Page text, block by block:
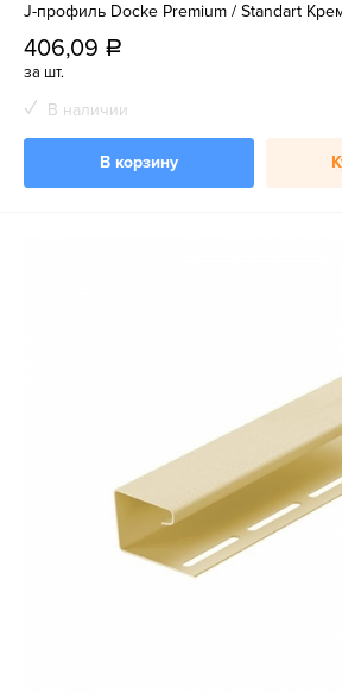
J-профиль Docke Premium / Standart
406,09 a
за шт.
В наличии
В корзину